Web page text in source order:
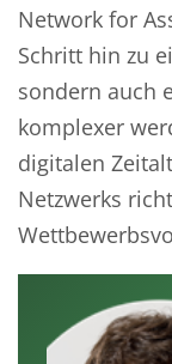
Network for
Schritt hin zu
sondern auch
komplexer
digitalen
Netzwerks